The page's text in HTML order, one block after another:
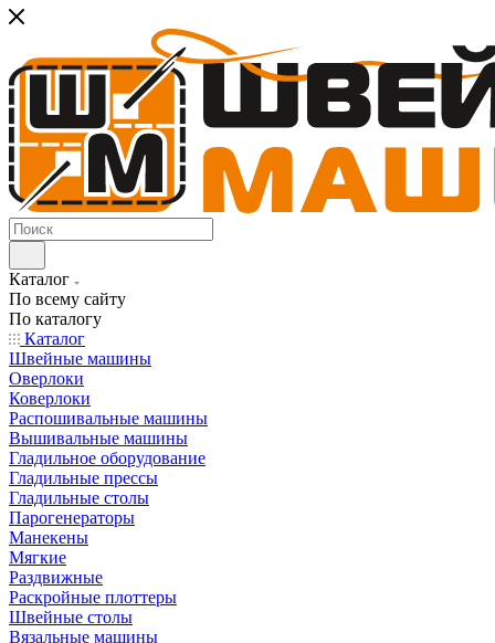
Каталог
По всему сайту
По каталогу
Каталог
Швейные машины
Оверлоки
Коверлоки
Распошивальные машины
Вышивальные машины
Гладильное оборудование
Гладильные прессы
Гладильные столы
Парогенераторы
Манекены
Мягкие
Раздвижные
Раскройные плоттеры
Швейные столы
Вязальные машины